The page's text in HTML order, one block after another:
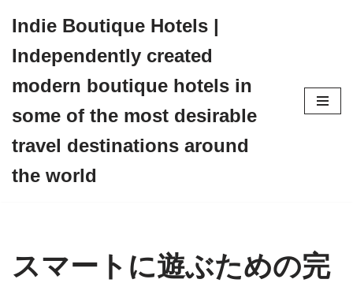
to
content
Indie Boutique Hotels |
Independently created
modern boutique hotels in
some of the most desirable
travel destinations around
the world
スマートに遊ぶための完